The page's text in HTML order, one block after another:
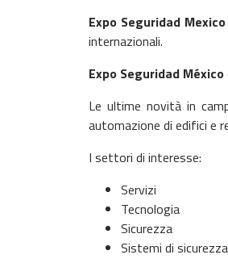
Expo Seguridad Mexico
internazionali.
Expo Seguridad México
Le ultime novità in
automazione di edifici e
I settori di interesse:
Servizi
Tecnologia
Sicurezza
Sistemi di sicurezza